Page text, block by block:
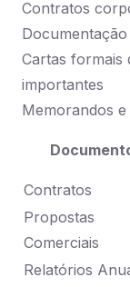
Contratos
Cartas formais
importantes
Memorandos
Contratos
Propostas
Comerciais
Relatórios